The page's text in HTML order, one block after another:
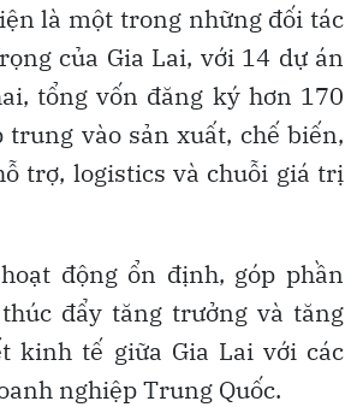
là một trong những đối tác
của Gia Lai, với 14 dự án
tổng vốn đăng ký hơn 170
trung vào sản xuất, chế biến,
trợ, logistics và chuỗi giá trị
động ổn định, góp phần
đẩy tăng trưởng và tăng
kinh tế giữa Gia Lai với các
nghiệp Trung Quốc.